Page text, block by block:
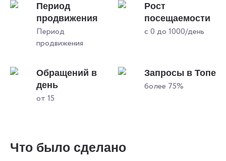
Период
продвижения
Период
продвижения
Рост
посещаемости
с 0 до 1000/день
Обращений в
день
от 15
Запросы в Топе
более 75%
Что было сделано